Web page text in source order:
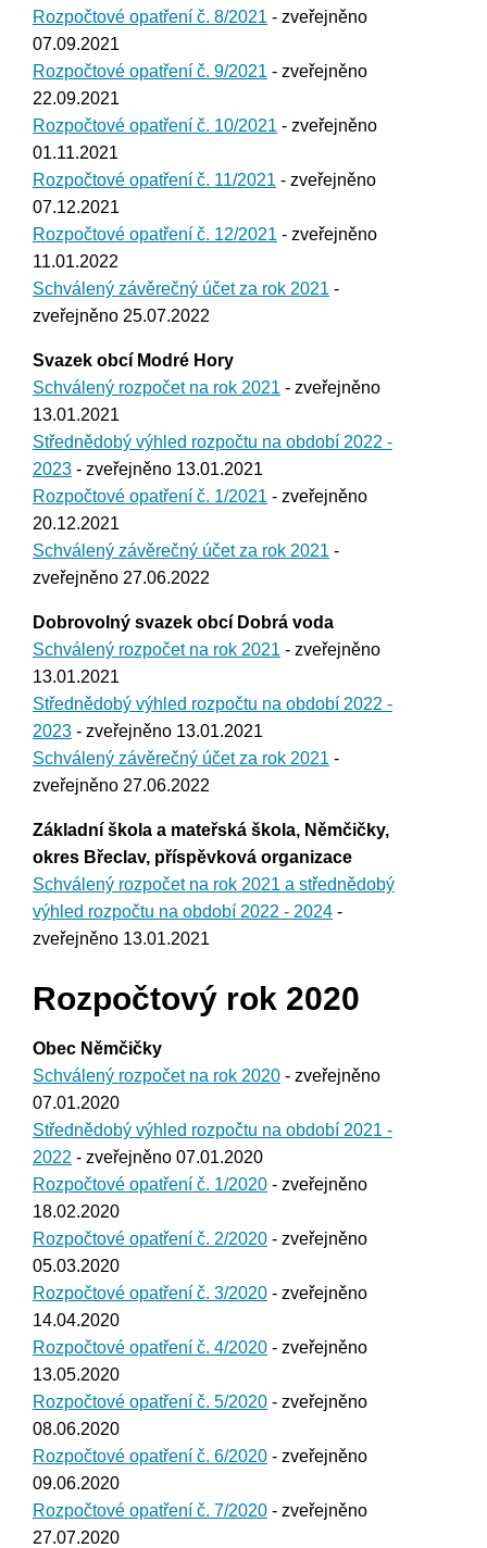
Rozpočtové opatření č. 8/2021 - zveřejněno
07.09.2021
Rozpočtové opatření č. 9/2021 - zveřejněno
22.09.2021
Rozpočtové opatření č. 10/2021 - zveřejněno
01.11.2021
Rozpočtové opatření č. 11/2021 - zveřejněno
07.12.2021
Rozpočtové opatření č. 12/2021 - zveřejněno
11.01.2022
Schválený závěrečný účet za rok 2021 -
zveřejněno 25.07.2022
Svazek obcí Modré Hory
Schválený rozpočet na rok 2021 - zveřejněno
13.01.2021
Střednědobý výhled rozpočtu na období 2022 -
2023 - zveřejněno 13.01.2021
Rozpočtové opatření č. 1/2021 - zveřejněno
20.12.2021
Schválený závěrečný účet za rok 2021 -
zveřejněno 27.06.2022
Dobrovolný svazek obcí Dobrá voda
Schválený rozpočet na rok 2021 - zveřejněno
13.01.2021
Střednědobý výhled rozpočtu na období 2022 -
2023 - zveřejněno 13.01.2021
Schválený závěrečný účet za rok 2021 -
zveřejněno 27.06.2022
Základní škola a mateřská škola, Němčičky,
okres Břeclav, příspěvková organizace
Schválený rozpočet na rok 2021 a střednědobý
výhled rozpočtu na období 2022 - 2024 -
zveřejněno 13.01.2021
Rozpočtový rok 2020
Obec Němčičky
Schválený rozpočet na rok 2020 - zveřejněno
07.01.2020
Střednědobý výhled rozpočtu na období 2021 -
2022 - zveřejněno 07.01.2020
Rozpočtové opatření č. 1/2020 - zveřejněno
18.02.2020
Rozpočtové opatření č. 2/2020 - zveřejněno
05.03.2020
Rozpočtové opatření č. 3/2020 - zveřejněno
14.04.2020
Rozpočtové opatření č. 4/2020 - zveřejněno
13.05.2020
Rozpočtové opatření č. 5/2020 - zveřejněno
08.06.2020
Rozpočtové opatření č. 6/2020 - zveřejněno
09.06.2020
Rozpočtové opatření č. 7/2020 - zveřejněno
27.07.2020